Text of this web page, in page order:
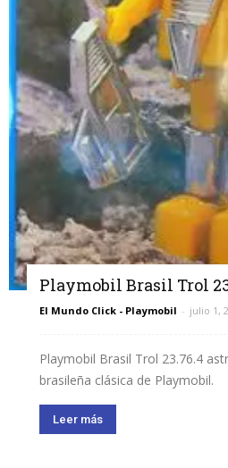
Playmobil Brasil Trol
El Mundo Click - Playmobil - julio 1,
Playmobil Brasil Trol 23.76.4
brasileña clásica de Playmobil.
Leer más